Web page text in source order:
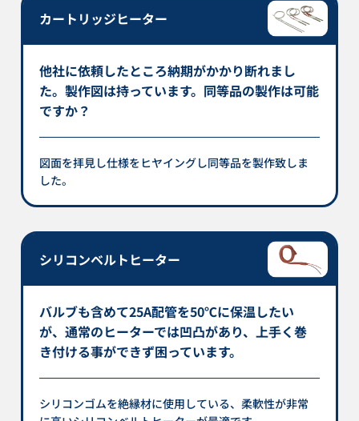
カートリッジヒーター
他社に依頼したところ納期がかかり断れまし
た。製作図は持っています。同等品の製作は可能
ですか？
図面を拝見し仕様をヒヤイングし同等品を製作致しま
した。
シリコンベルトヒーター
バルブも含めて25A配管を50℃に保温したい
が、通常のヒーターでは凹凸があり、上手く巻
き付ける事ができず困っています。
シリコンゴムを絶縁材に使用している、柔軟性が非常